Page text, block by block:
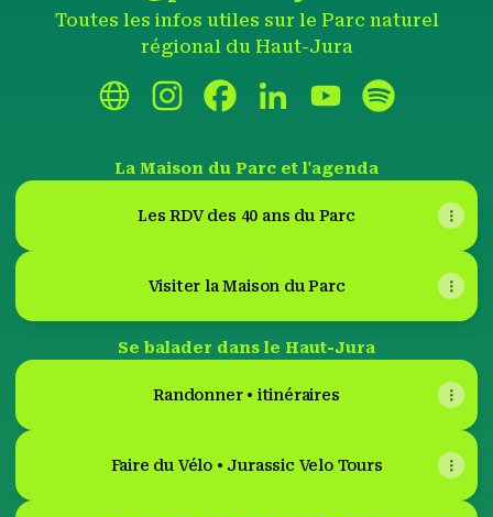
Toutes les infos utiles sur le Parc naturel
régional du Haut-Jura
La Maison du Parc et l'agenda
Les RDV des 40 ans du Parc
Visiter la Maison du Parc
Se balader dans le Haut-Jura
Randonner • itinéraires
Faire du Vélo • Jurassic Velo Tours